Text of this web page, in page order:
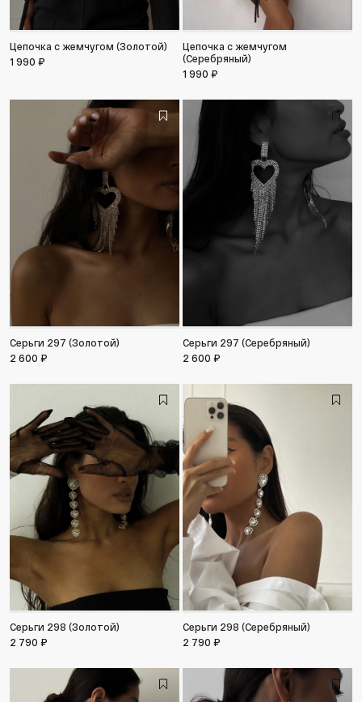
Цепочка с жемчугом (Золотой)
1 990 ₽
Цепочка с жемчугом
(Серебряный)
1 990 ₽
Серьги 297 (Золотой)
2 600 ₽
Серьги 297 (Серебряный)
2 600 ₽
Серьги 298 (Золотой)
2 790 ₽
Серьги 298 (Серебряный)
2 790 ₽